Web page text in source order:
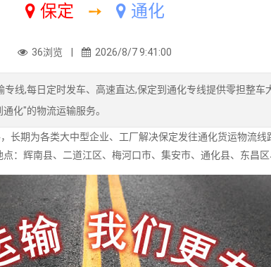
保定 ➙ 通化
36浏览 | 2026/8/7 9:41:00
线,每日定时发车、高速直达,保定到通化专线提供零担整车
化"的物流运输服务。
长期为各类大中型企业、工厂解决保定发往通化货运物流线
：辉南县、二道江区、梅河口市、集安市、通化县、东昌区